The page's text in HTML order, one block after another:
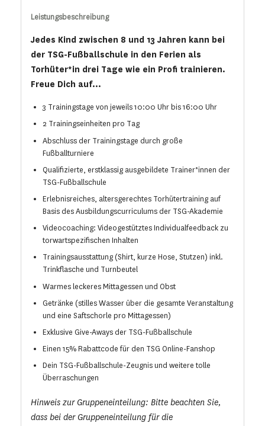
Leistungsbeschreibung
Jedes Kind zwischen 8 und 13 Jahren kann bei
der TSG-Fußballschule in den Ferien als
Torhüter*in drei Tage wie ein Profi trainieren.
Freue Dich auf...
3 Trainingstage von jeweils 10:00 Uhr bis 16:00 Uhr
2 Trainingseinheiten pro Tag
Abschluss der Trainingstage durch große
Fußballturniere
Qualifizierte, erstklassig ausgebildete Trainer*innen der
TSG-Fußballschule
Erlebnisreiches, altersgerechtes Torhütertraining auf
Basis des Ausbildungscurriculums der TSG-Akademie
Videocoaching: Videogestütztes Individualfeedback zu
torwartspezifischen Inhalten
Trainingsausstattung (Shirt, kurze Hose, Stutzen) inkl.
Trinkflasche und Turnbeutel
Warmes leckeres Mittagessen und Obst
Getränke (stilles Wasser über die gesamte Veranstaltung
und eine Saftschorle pro Mittagessen)
Exklusive Give-Aways der TSG-Fußballschule
Einen 15% Rabattcode für den TSG Online-Fanshop
Dein TSG-Fußballschule-Zeugnis und weitere tolle
Überraschungen
Hinweis zur Gruppeneinteilung: Bitte beachten Sie,
dass bei der Gruppeneinteilung für die